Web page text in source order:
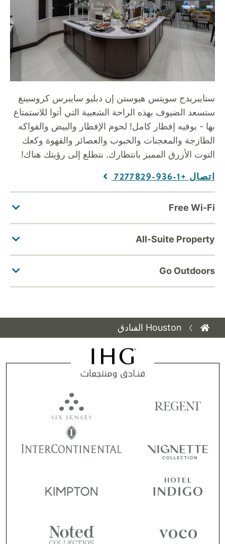
ستايبريدج سويتس هيوستن إن دبليو سايبرس كروسينغ
ستسعد الضيوف بهذه الراحة الشعبية التي أتوا للاستمتاع
بها - بوفيه إفطار كامل! لحوم الإفطار والبيض والفواكه
الطازجة والمعجنات والحبوب والعصائر والقهوة وكعك
التوت الأزرق المميز بانتظارك. نتطلع إلى رؤيتك هناك!
اتصال +1-936-7277829
Houston الفنادق